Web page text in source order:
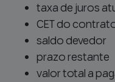
taxa de juros
CET do
saldo devedor
prazo restante
valor total a